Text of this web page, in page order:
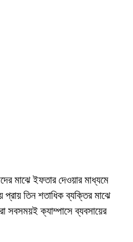
মাঝে ইফতার দেওয়ার মাধ্যমে
তিন শতাধিক ব্যক্তির মাঝে
সবসময়ই ক্যাম্পাসে ব্যবসায়ের